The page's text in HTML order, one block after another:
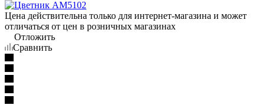
Цена действительна только для интернет-магазина и может
отличаться от цен в розничных магазинах
Отложить
Сравнить